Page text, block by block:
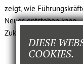
zeigt, wie
Neues entstehen kann
Zukunftsfähigkeit
DIESE
COOKIES.